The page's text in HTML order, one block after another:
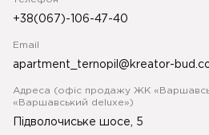
+38(067)-106-47-40
Email
apartment_ternopil@kreator-
Адреса (офіс продажу ЖК
«Варшавський deluxe»)
Підволочиське шосе, 5